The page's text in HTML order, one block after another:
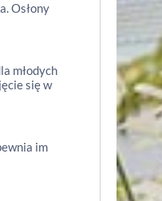
Osłony
młodych
się w
im